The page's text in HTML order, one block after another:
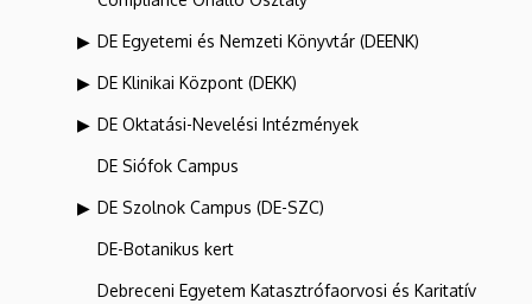
DE Egyetemi és Nemzeti Könyvtár (DEENK)
DE Klinikai Központ (DEKK)
DE Oktatási-Nevelési Intézmények
DE Siófok Campus
DE Szolnok Campus (DE-SZC)
DE-Botanikus kert
Debreceni Egyetem Katasztrófaorvosi és Karitatív